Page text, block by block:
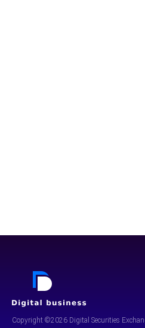
Copyright ©2026 Digital Securities